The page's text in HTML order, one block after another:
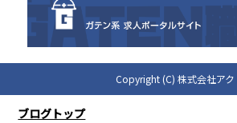
Copyright (C) 株式会社アク
ブログトップ